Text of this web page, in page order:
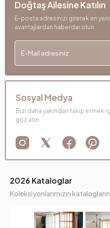
2026 Kataloglar
Koleksiyonlarımızın
Doğtaş Ailesine Katılın
E-posta adresinizi girerek en
avantajlardan haberdar olun.
Sosyal Medya
Bizi daha yakından takip etmek
göz atın.